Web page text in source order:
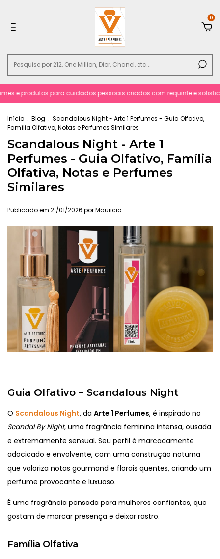
0
e produtos para cuidados pessoais criados com requinte e
Início . Blog . Scandalous Night - Arte 1 Perfumes - Guia Olfativo,
Família Olfativa, Notas e Perfumes Similares
Scandalous Night - Arte 1
Perfumes - Guia Olfativo, Família
Olfativa, Notas e Perfumes
Similares
Publicado em 21/01/2026 por Mauricio
Guia Olfativo – Scandalous Night
O Scandalous Night, da Arte 1 Perfumes, é inspirado no
Scandal By Night, uma fragrância feminina intensa, ousada
e extremamente sensual. Seu perfil é marcadamente
adocicado e envolvente, com uma construção noturna
que valoriza notas gourmand e florais quentes, criando um
perfume provocante e luxuoso.
É uma fragrância pensada para mulheres confiantes, que
gostam de marcar presença e deixar rastro.
Família Olfativa